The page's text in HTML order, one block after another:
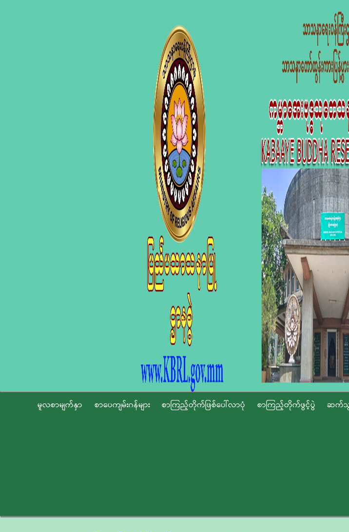
မူလစာမျက်နှာ စာပေကျမ်းဂန်များ စာကြည့်တိုက်ဖြစ်ပေါ်လာပုံ စာကြည့်တိုက်ဖွင့်ပွဲ ဆက်